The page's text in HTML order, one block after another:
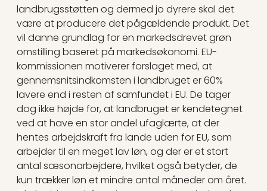
landbrugsstøtten og dermed jo dyrere skal det
være at producere det pågældende produkt. Det
vil danne grundlag for en markedsdrevet grøn
omstilling baseret på markedsøkonomi. EU-
kommissionen motiverer forslaget med, at
gennemsnitsindkomsten i landbruget er 60%
lavere end i resten af samfundet i EU. De tager
dog ikke højde for, at landbruget er kendetegnet
ved at have en stor andel ufaglærte, at der
hentes arbejdskraft fra lande uden for EU, som
arbejder til en meget lav løn, og der er et stort
antal sæsonarbejdere, hvilket også betyder, de
kun trækker løn et mindre antal måneder om året.